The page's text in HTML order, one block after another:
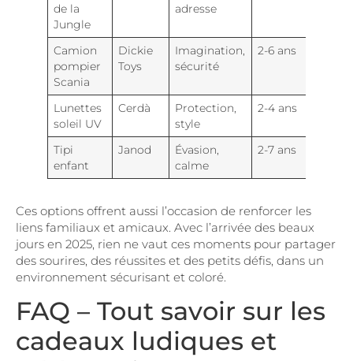
de la
Jungle
adresse
Camion
pompier
Scania
Dickie
Toys
Imagination,
sécurité
2-6 ans
Lunettes
soleil UV
Cerdà
Protection,
style
2-4 ans
Tipi
enfant
Janod
Évasion,
calme
2-7 ans
Ces options offrent aussi l’occasion de renforcer les
liens familiaux et amicaux. Avec l’arrivée des beaux
jours en 2025, rien ne vaut ces moments pour partager
des sourires, des réussites et des petits défis, dans un
environnement sécurisant et coloré.
FAQ – Tout savoir sur les
cadeaux ludiques et